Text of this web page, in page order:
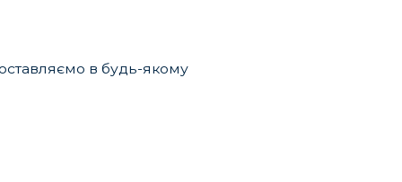
в будь-якому